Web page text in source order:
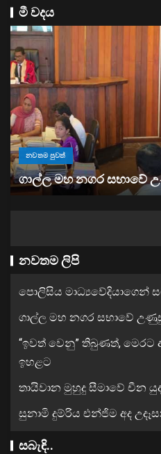
මී වදය
නවතම පුවත්
“ඉවත් වෙනු” තිබුණත්,
ඉහළට
නවතම ලිපි
පොලිසිය මාධ්‍යවේදියාගෙන්
ගාල්ල මහ නගර සභාවේ
“ඉවත් වෙනු” තිබුණත්, මෙරට
ඉහළට
තායිවාන මුහුදු සීමාවේ චීන
සුනාමි දුම්රිය එන්ජිම අද
සබැඳි..